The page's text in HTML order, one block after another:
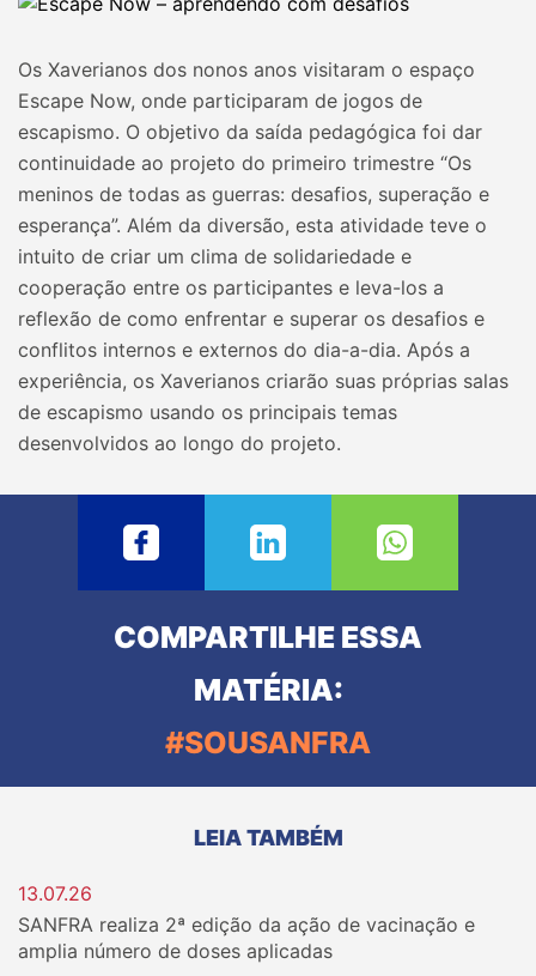
Os Xaverianos dos nonos anos visitaram o espaço
Escape Now, onde participaram de jogos de
escapismo. O objetivo da saída pedagógica foi dar
continuidade ao projeto do primeiro trimestre “Os
meninos de todas as guerras: desafios, superação e
esperança”. Além da diversão, esta atividade teve o
intuito de criar um clima de solidariedade e
cooperação entre os participantes e leva-los a
reflexão de como enfrentar e superar os desafios e
conflitos internos e externos do dia-a-dia. Após a
experiência, os Xaverianos criarão suas próprias salas
de escapismo usando os principais temas
desenvolvidos ao longo do projeto.
COMPARTILHE ESSA
MATÉRIA:
#SOUSANFRA
LEIA TAMBÉM
13.07.26
SANFRA realiza 2ª edição da ação de vacinação e
amplia número de doses aplicadas